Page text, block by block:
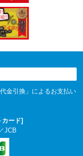
金引換」によるお支払い
カード]
JCB